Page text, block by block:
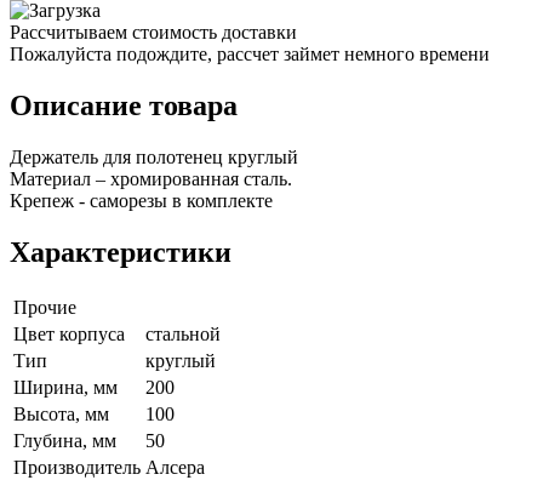
Рассчитываем стоимость доставки
Пожалуйста подождите, рассчет займет немного времени
Описание товара
Держатель для полотенец круглый
Материал – хромированная сталь.
Крепеж - саморезы в комплекте
Характеристики
Прочие
Цвет корпуса
стальной
Тип
круглый
Ширина, мм
200
Высота, мм
100
Глубина, мм
50
Производитель Алсера